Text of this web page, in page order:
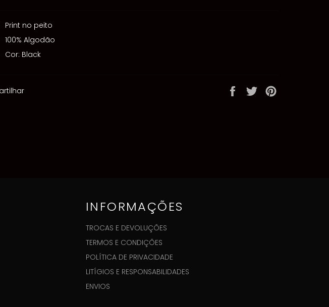
Print no peito
100% Algodão
Cor: Black
Partilhe
no
Twittar
no
INFORMAÇÕES
TROCAS E DEVOLUÇÕES
TERMOS E CONDIÇÕES
POLÍTICA DE PRIVACIDADE
LITÍGIOS E RESPONSABILIDADES
ENVIOS